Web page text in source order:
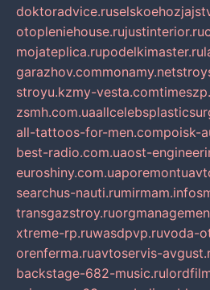
doktoradvice.ru
otopleniehouse.rujustinterior.ru
mojateplica.rupodelkimaster.ru
garazhov.commonamy.net
stroyu.kzmy-vesta.com
zsmh.com.ua
all-tattoos-for-men.compoisk-
best-radio.com.uaost-
euroshiny.com.ua
searchus-nauti.rumirmam.info
transgazstroy.ru
xtreme-rp.ruwasdpvp.ruvoda-
orenferma.ruavtoservis-
backstage-682-music.ru